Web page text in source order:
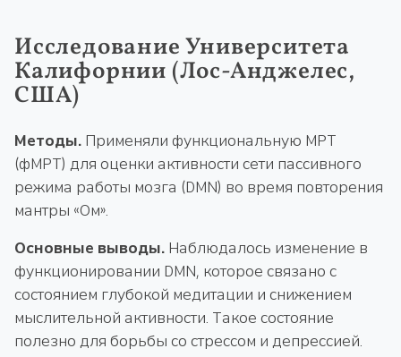
Исследование Университета
Калифорнии (Лос-Анджелес,
США)
Методы. Применяли функциональную МРТ
(фМРТ) для оценки активности сети пассивного
режима работы мозга (DMN) во время повторения
мантры «Ом».
Основные выводы. Наблюдалось изменение в
функционировании DMN, которое связано с
состоянием глубокой медитации и снижением
мыслительной активности. Такое состояние
полезно для борьбы со стрессом и депрессией.